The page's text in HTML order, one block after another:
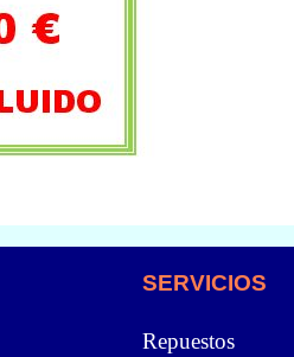
Repuestos
SERVICIOS